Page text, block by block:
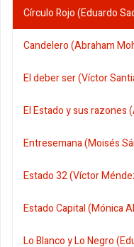
Círculo Rojo (Eduardo
Candelero (Abraham
El deber ser (Víctor
El Estado y sus razones
Entresemana (Moisés
Estado 32 (Víctor
Estado Capital (Mónica
Lo Blanco y Lo Negro